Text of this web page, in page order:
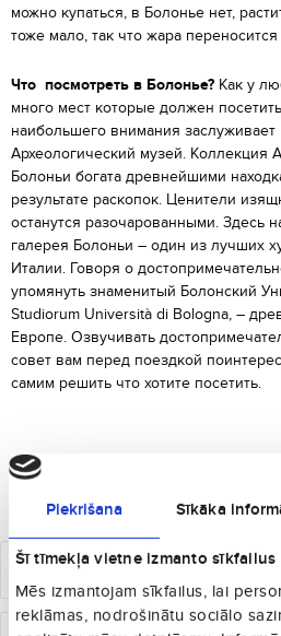
Piekrišana Sīkāka
Šī tīmekļa vietne izmanto sīkfailus
Mēs izmantojam sīkfailus, lai
reklāmas, nodrošinātu sociālo
можно купаться, в Болонье нет,
тоже мало, так что жара
Что посмотреть в Болонье? Как у
много мест которые должен
наибольшего внимания заслуживает
Археологический музей. Коллекция
Болоньи богата древнейшими
результате раскопок. Ценители
останутся разочарованными. Здесь
галерея Болоньи – один из лучших
Италии. Говоря о
упомянуть знаменитый Болонский
Studiorum Università di Bologna, –
Европе. Озвучивать
совет вам перед поездкой
самим решить что хотите посетить.
Самые популярные
Болонья